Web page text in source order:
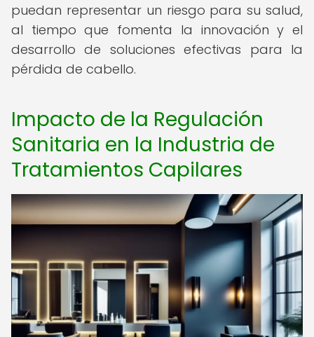
puedan representar un riesgo para su salud,
al tiempo que fomenta la innovación y el
desarrollo de soluciones efectivas para la
pérdida de cabello.
Impacto de la Regulación
Sanitaria en la Industria de
Tratamientos Capilares